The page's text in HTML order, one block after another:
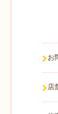
お
店